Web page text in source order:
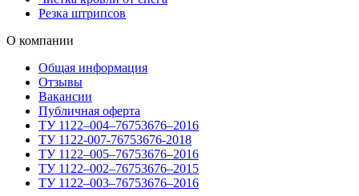
Резка штрипсов
О компании
Общая информация
Отзывы
Вакансии
Публичная оферта
ТУ 1122–004–76753676–2016
ТУ 1122-007-76753676-2018
ТУ 1122–005–76753676–2016
ТУ 1122–002–76753676–2015
ТУ 1122–003–76753676–2016